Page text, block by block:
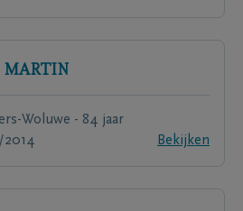
MARTIN
Woluwe - 84 jaar
Bekijken